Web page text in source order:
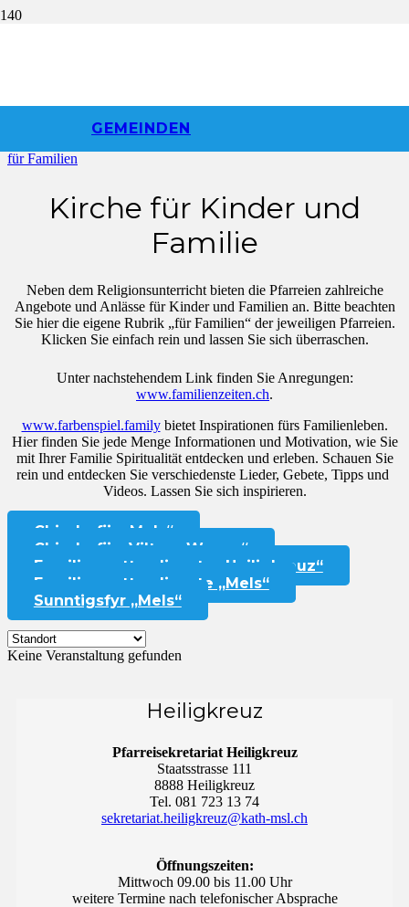
GEMEINDEN
für Familien
Kirche für Kinder und
Familie
Neben dem Religionsunterricht bieten die Pfarreien zahlreiche
Angebote und Anlässe für Kinder und Familien an. Bitte beachten
Sie hier die eigene Rubrik „für Familien“ der jeweiligen Pfarreien.
Klicken Sie einfach rein und lassen Sie sich überraschen.
Unter nachstehendem Link finden Sie Anregungen:
www.familienzeiten.ch.
www.farbenspiel.familybietet Inspirationen fürs Familienleben.
Hier finden Sie jede Menge Informationen und Motivation, wie Sie
mit Ihrer Familie Spiritualität entdecken und erleben. Schauen Sie
rein und entdecken Sie verschiedenste Lieder, Gebete, Tipps und
Videos. Lassen Sie sich inspirieren.
Chinderfiir „Mels“
Chinderfiir „Vilters-Wangs“
Familiengottesdienste „Heiligkreuz“
Familiengottesdienste „Mels“
Sunntigsfyr „Mels“
Keine Veranstaltung gefunden
Heiligkreuz
Pfarreisekretariat Heiligkreuz
Staatsstrasse 111
8888 Heiligkreuz
Tel. 081 723 13 74
sekretariat.heiligkreuz@kath-msl.ch
Öffnungszeiten:
Mittwoch 09.00 bis 11.00 Uhr
weitere Termine nach telefonischer Absprache